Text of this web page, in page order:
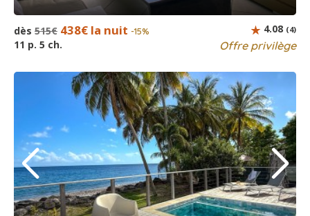
dès 515€ 438€ la nuit -15%
11 p. 5 ch. Offre privilège
4.08 (4)